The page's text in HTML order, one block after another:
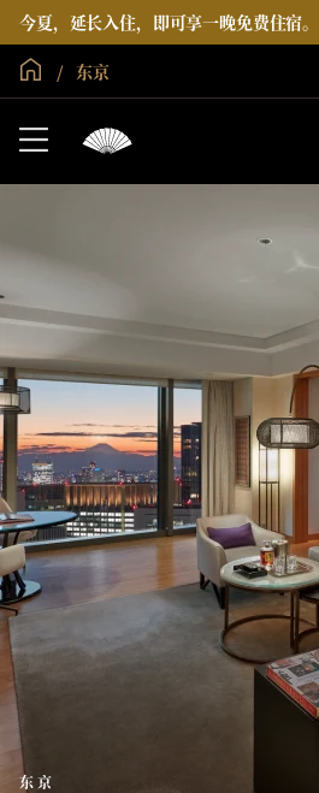
今夏，延长入住，即可享一晚免费住宿。
全球首页
东京
东京